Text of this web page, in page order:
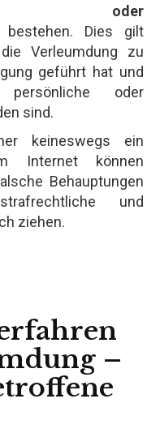
oder
bestehen. Dies gilt
Verleumdung zu
geführt hat und
persönliche oder
sind.
keineswegs ein
Internet können
Behauptungen
und
ziehen.
–